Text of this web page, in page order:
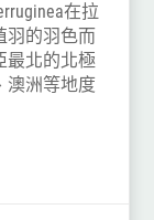
在拉
羽的羽色而
最北的北極
澳洲等地度